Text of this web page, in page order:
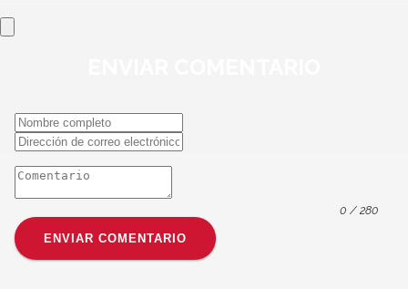
0 / 280
ENVIAR COMENTARIO